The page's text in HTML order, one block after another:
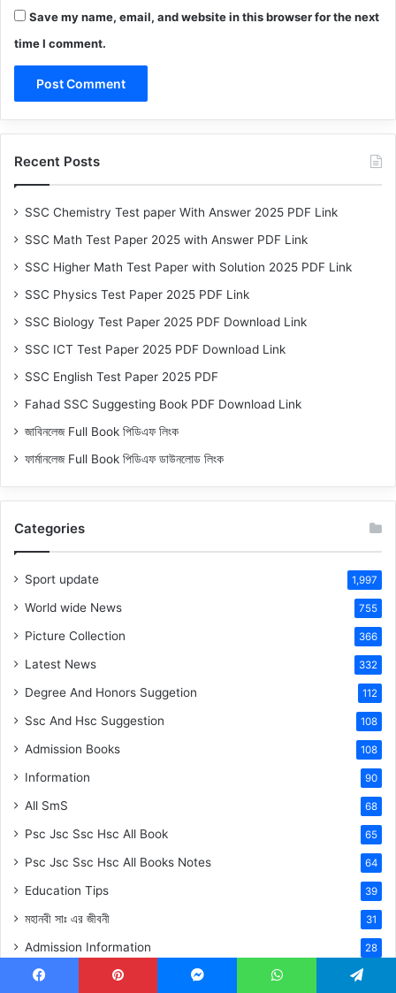
Save my name, email, and website in this browser for the next
time I comment.
Recent Posts
SSC Chemistry Test paper With Answer 2025 PDF Link
SSC Math Test Paper 2025 with Answer PDF Link
SSC Higher Math Test Paper with Solution 2025 PDF Link
SSC Physics Test Paper 2025 PDF Link
SSC Biology Test Paper 2025 PDF Download Link
SSC ICT Test Paper 2025 PDF Download Link
SSC English Test Paper 2025 PDF
Fahad SSC Suggesting Book PDF Download Link
জাবিনলেজ Full Book পিডিএফ লিংক
ফার্মানলেজ Full Book পিডিএফ ডাউনলোড লিংক
Categories
Sport update 1,997
World wide News 755
Picture Collection 366
Latest News 332
Degree And Honors Suggetion 112
Ssc And Hsc Suggestion 108
Admission Books 108
Information 90
All SmS 68
Psc Jsc Ssc Hsc All Book 65
Psc Jsc Ssc Hsc All Books Notes 64
Education Tips 39
মহানবী সাঃ এর জীবনী 31
Admission Information 28
Job Circular Bd